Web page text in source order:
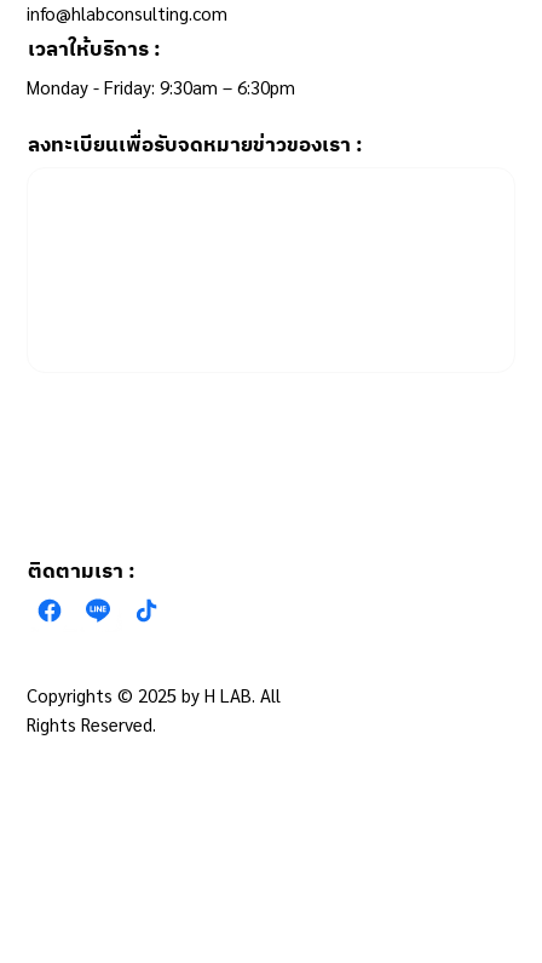
ติดตามเรา :
info@hlabconsulting.com
เวลาให้บริการ :
Monday - Friday: 9:30am – 6:30pm ​
ลงทะเบียนเพื่อรับจดหมายข่าวของเรา :
Copyrights © 2025 by H LAB. All
Rights Reserved.